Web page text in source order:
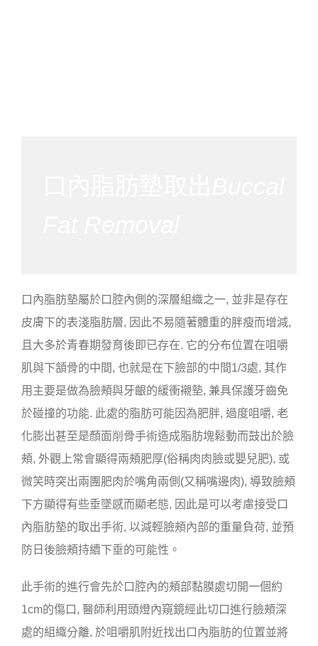
口內脂肪墊屬於口腔內側的深層組織之一, 並非是存在
皮膚下的表淺脂肪層, 因此不易隨著體重的胖瘦而增減,
且大多於青春期發育後即已存在. 它的分布位置在咀嚼
肌與下頷骨的中間, 也就是在下臉部的中間1/3處, 其作
用主要是做為臉頰與牙齦的緩衝襯墊, 兼具保護牙齒免
於碰撞的功能. 此處的脂肪可能因為肥胖, 過度咀嚼, 老
化膨出甚至是顏面削骨手術造成脂肪塊鬆動而鼓出於臉
頰, 外觀上常會顯得兩頰肥厚(俗稱肉肉臉或嬰兒肥), 或
微笑時突出兩團肥肉於嘴角兩側(又稱嘴邊肉), 導致臉頰
下方顯得有些垂墜感而顯老態, 因此是可以考慮接受口
內脂肪墊的取出手術, 以減輕臉頰內部的重量負荷, 並預
防日後臉頰持續下垂的可能性。
此手術的進行會先於口腔內的頰部黏膜處切開一個約
1cm的傷口, 醫師利用頭燈內窺鏡經此切口進行臉頰深
處的組織分離, 於咀嚼肌附近找出口內脂肪的位置並將